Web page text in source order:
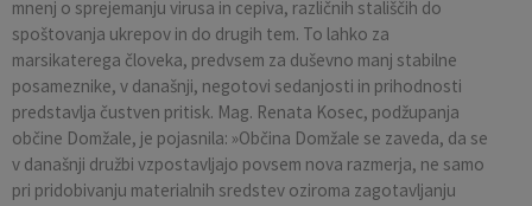
mnenj o sprejemanju virusa in cepiva, različnih stališčih do
spoštovanja ukrepov in do drugih tem. To lahko za
marsikaterega človeka, predvsem za duševno manj stabilne
posameznike, v današnji, negotovi sedanjosti in prihodnosti
predstavlja čustven pritisk. Mag. Renata Kosec, podžupanja
občine Domžale, je pojasnila: »Občina Domžale se zaveda, da se
v današnji družbi vzpostavljajo povsem nova razmerja, ne samo
pri pridobivanju materialnih sredstev oziroma zagotavljanju